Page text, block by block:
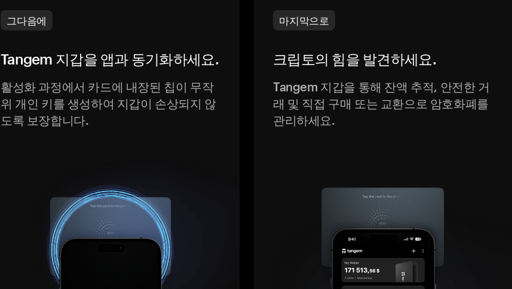
그다음에
Tangem 지갑을 앱과 동기화하세요.
활성화 과정에서 카드에 내장된 칩이 무작
위 개인 키를 생성하여 지갑이 손상되지 않
도록 보장합니다.
마지막으로
크립토의 힘을 발견하세요.
Tangem 지갑을 통해 잔액 추적, 안전한 거
래 및 직접 구매 또는 교환으로 암호화폐를
관리하세요.